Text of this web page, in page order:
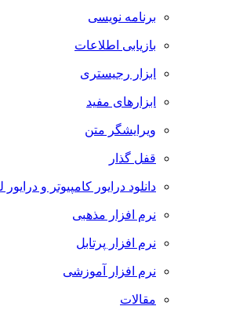
برنامه نویسی
بازیابی اطلاعات
ابزار رجیستری
ابزارهای مفید
ویرایشگر متن
قفل گذار
دانلود درایور کامپیوتر و درایور لپ تاپ
نرم افزار مذهبی
نرم افزار پرتابل
نرم افزار آموزشی
مقالات